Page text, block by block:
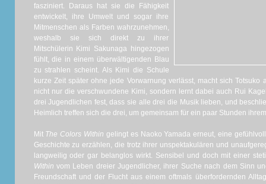
fasziniert. Daraus hat sie die Fähigkeit
entwickelt, ihre Umwelt und sogar ihre
Mitmenschen als Farben wahrzunehmen,
weshalb sie sich direkt zu ihrer
Mitschülerin Kimi Sakunaga hingezogen
fühlt, die in einem überwältigenden Blau
zu strahlen scheint. Als Kimi die Schule
kurze Zeit später ohne jede Vorwarnung verlässt, macht sich Totsuko
nicht nur die verschwundene Kimi, sondern lernt dabei auch Rui
drei Jugendlichen fest, dass sie alle drei die Musik lieben, und
Heimlich treffen sich die drei, um gemeinsam für ein paar Stunden
Mit The Colors Within gelingt es Naoko Yamada erneut, eine
Geschichte zu erzählen, die trotz ihrer unspektakulären und
langweilig oder gar belanglos wirkt. Sensibel und doch mit einer
Within vom Leben dreier Jugendlicher, ihrer Suche nach dem Sinn
Freundschaft und der Flucht aus einem oftmals überfordernden